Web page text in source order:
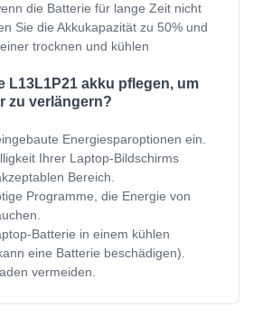
die Batterie für lange Zeit nicht
Sie die Akkukapazität zu 50% und
trocknen und kühlen
L13L1P21 akku pflegen, um
zu verlängern?
Energiesparoptionen ein.
Ihrer Laptop-Bildschirms
Bereich.
Programme, die Energie von
Batterie in einem kühlen
eine Batterie beschädigen).
vermeiden.